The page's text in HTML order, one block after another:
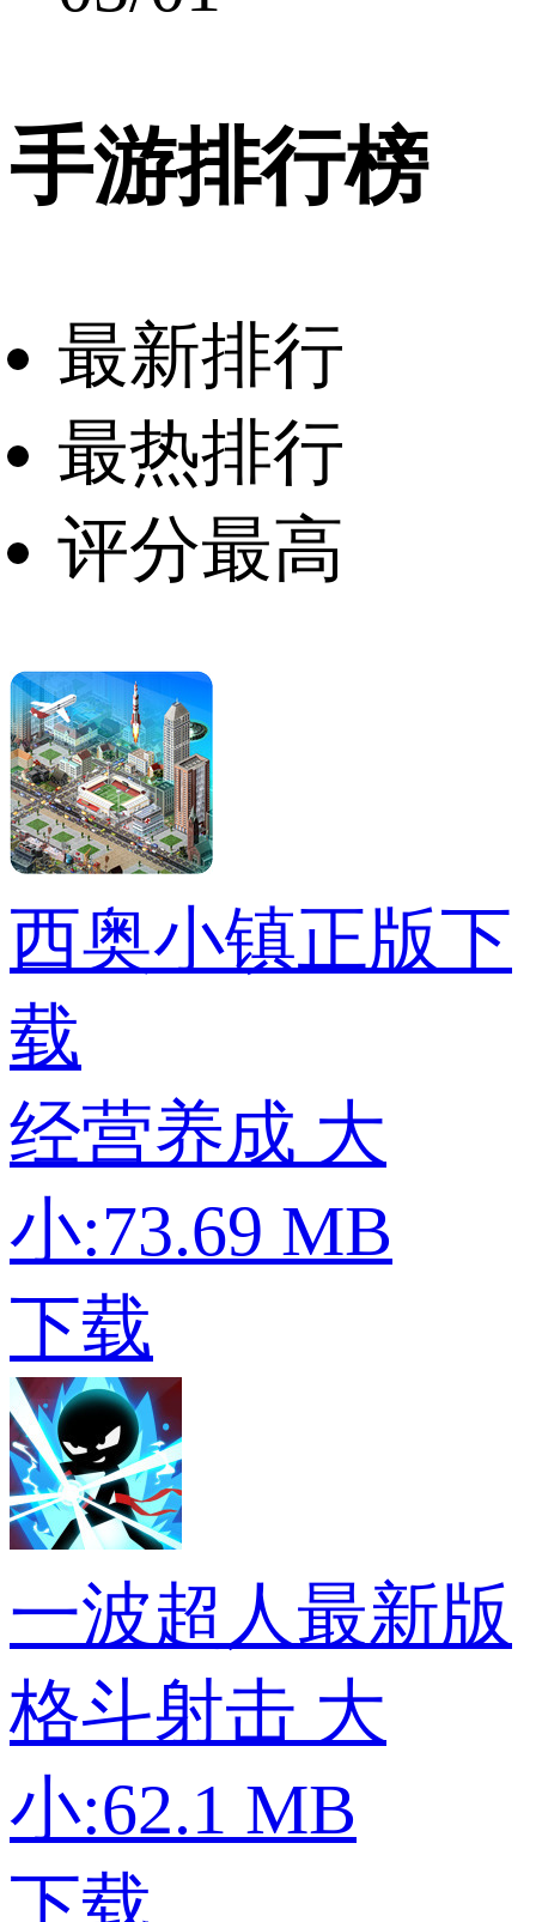
手游排行榜
最新排行
最热排行
评分最高
西奥小镇正版下
载
经营养成 大
小:73.69 MB
下载
一波超人最新版
格斗射击 大
小:62.1 MB